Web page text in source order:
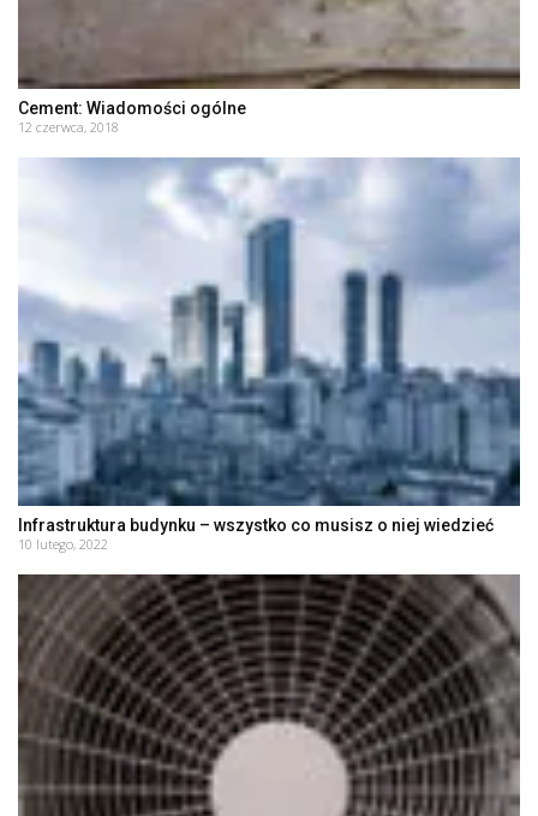
Cement: Wiadomości ogólne
12 czerwca, 2018
Infrastruktura budynku – wszystko co musisz o niej wiedzieć
10 lutego, 2022